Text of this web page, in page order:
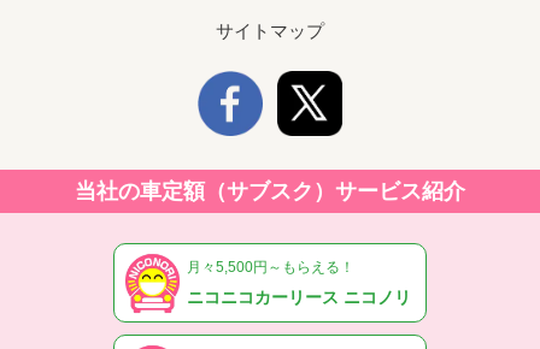
サイトマップ
当社の車定額（サブスク）サービス紹介
月々5,500円～もらえる！
ニコニコカーリース ニコノリ